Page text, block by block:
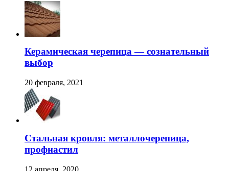
Керамическая черепица — сознательный
выбор
20 февраля, 2021
Стальная кровля: металлочерепица,
профнастил
12 апреля, 2020